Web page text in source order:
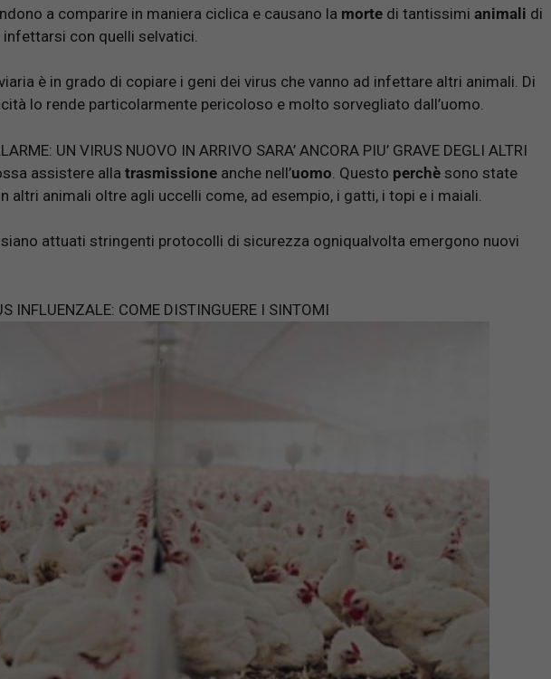
a comparire in maniera ciclica e causano la morte di tantissimi animali di
infettarsi con quelli selvatici.
è in grado di copiare i geni dei virus che vanno ad infettare altri animali. Di
lo rende particolarmente pericoloso e molto sorvegliato dall’uomo.
UN VIRUS NUOVO IN ARRIVO SARA’ ANCORA PIU’ GRAVE DEGLI ALTRI
assistere alla trasmissione anche nell’uomo . Questo perchè sono state
altri animali oltre agli uccelli come, ad esempio, i gatti, i topi e i maiali.
siano attuati stringenti protocolli di sicurezza ogniqualvolta emergono nuovi
INFLUENZALE: COME DISTINGUERE I SINTOMI